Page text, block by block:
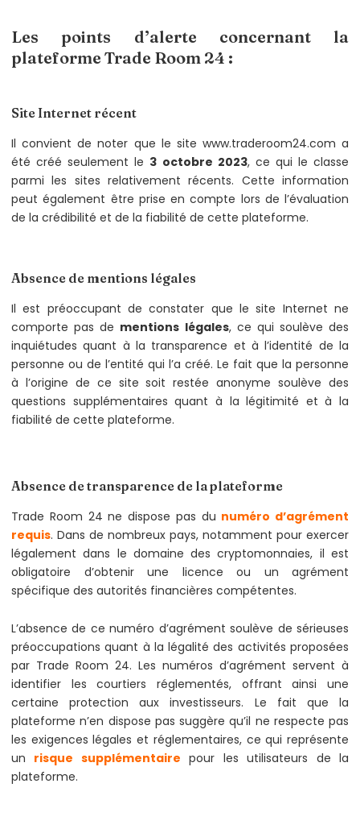
Les points d’alerte concernant la
plateforme Trade Room 24 :
Site Internet récent
Il convient de noter que le site www.traderoom24.com a
été créé seulement le 3 octobre 2023, ce qui le classe
parmi les sites relativement récents. Cette information
peut également être prise en compte lors de l’évaluation
de la crédibilité et de la fiabilité de cette plateforme.
Absence de mentions légales
Il est préoccupant de constater que le site Internet ne
comporte pas de mentions légales, ce qui soulève des
inquiétudes quant à la transparence et à l’identité de la
personne ou de l’entité qui l’a créé. Le fait que la personne
à l’origine de ce site soit restée anonyme soulève des
questions supplémentaires quant à la légitimité et à la
fiabilité de cette plateforme.
Absence de transparence de la plateforme
Trade Room 24 ne dispose pas du numéro d’agrément
requis. Dans de nombreux pays, notamment pour exercer
légalement dans le domaine des cryptomonnaies, il est
obligatoire d’obtenir une licence ou un agrément
spécifique des autorités financières compétentes.
L’absence de ce numéro d’agrément soulève de sérieuses
préoccupations quant à la légalité des activités proposées
par Trade Room 24. Les numéros d’agrément servent à
identifier les courtiers réglementés, offrant ainsi une
certaine protection aux investisseurs. Le fait que la
plateforme n’en dispose pas suggère qu’il ne respecte pas
les exigences légales et réglementaires, ce qui représente
un risque supplémentaire pour les utilisateurs de la
plateforme.